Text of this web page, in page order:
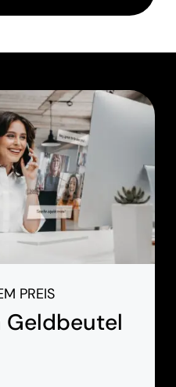
PREIS
Geldbeutel